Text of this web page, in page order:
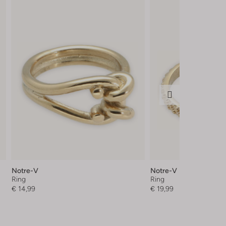
Notre-V
Ring
€ 14,99
Notre-V
Ring
€ 19,99